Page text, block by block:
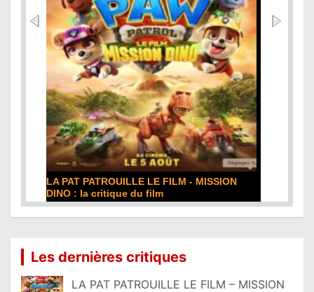
DE LA COMÉDIE-FRANÇAISE : la critique du
film
Les dernières critiques
LA PAT PATROUILLE LE FILM – MISSION